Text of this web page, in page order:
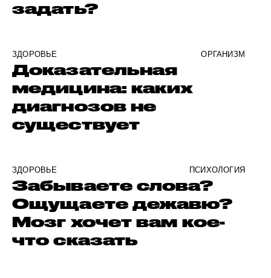
задать?
ЗДОРОВЬЕ ОРГАНИЗМ
Доказательная
медицина: каких
диагнозов не
существует
ЗДОРОВЬЕ ПСИХОЛОГИЯ
Забываете слова?
Ощущаете дежавю?
Мозг хочет вам кое-
что сказать